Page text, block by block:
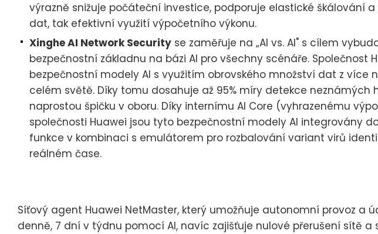
výrazně snižuje počáteční investice, podporuje elastické škálování
dat, tak efektivní využití výpočetního výkonu.
Xinghe AI Network Security se zaměřuje na „AI vs. AI" s cílem
bezpečnostní základnu na bázi AI pro všechny scénáře. Společnost
bezpečnostní modely AI s využitím obrovského množství dat z více
celém světě. Díky tomu dosahuje až 95% míry detekce neznámých
naprostou špičku v oboru. Díky internímu AI Core (vyhrazenému
společnosti Huawei jsou tyto bezpečnostní modely AI integrovány
funkce v kombinaci s emulátorem pro rozbalování variant virů
reálném čase.
Síťový agent Huawei NetMaster, který umožňuje autonomní provoz a
denně, 7 dní v týdnu pomocí AI, navíc zajišťuje nulové přerušení sítě a